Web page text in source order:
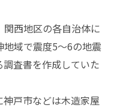
西地区の各自治体に
域で震度5～6の地震
査書を作成していた
戸市などは木造家屋